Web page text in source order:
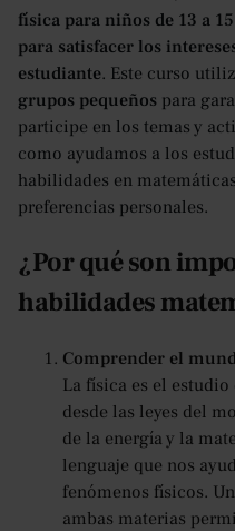
física para niños de 13 a
para satisfacer los
estudiante. Este curso
grupos pequeños para
participe en los temas y
como ayudamos a los
habilidades en
preferencias personales.
¿Por qué son
habilidades
Comprender el
La física es el
desde las leyes del
de la energía y la
lenguaje que nos
fenómenos físicos.
ambas materias